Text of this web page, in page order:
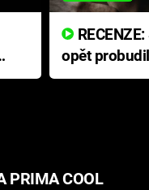
opět
přichází s
PRIMA COOL